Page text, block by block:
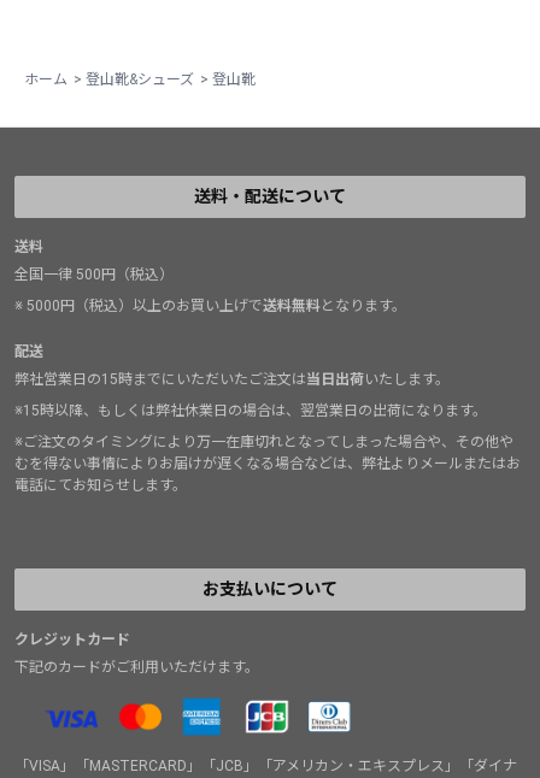
ホーム > 登山靴&シューズ > 登山靴
送料・配送について
送料
全国一律 500円（税込）
※ 5000円（税込）以上のお買い上げで送料無料となります。
配送
弊社営業日の15時までにいただいたご注文は当日出荷いたします。
※15時以降、もしくは弊社休業日の場合は、翌営業日の出荷になります。
※ご注文のタイミングにより万一在庫切れとなってしまった場合や、その他や
むを得ない事情によりお届けが遅くなる場合などは、弊社よりメールまたはお
電話にてお知らせします。
お支払いについて
クレジットカード
下記のカードがご利用いただけます。
「VISA」「MASTERCARD」「JCB」「アメリカン・エキスプレス」「ダイナ